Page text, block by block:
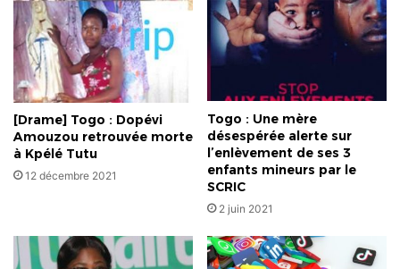
[Drame] Togo : Dopévi
Amouzou retrouvée morte
à Kpélé Tutu
12 décembre 2021
Togo : Une mère
désespérée alerte sur
l’enlèvement de ses 3
enfants mineurs par le
SCRIC
2 juin 2021